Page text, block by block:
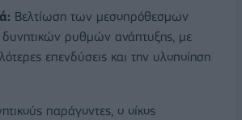
Βελτίωση των μεσοπρόθεσμων
ρυθμών ανάπτυξης, με
επενδύσεις και την υλοποίηση
παράγοντες, ο οίκος